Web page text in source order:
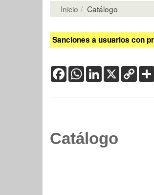
Inicio Catálogo
Sanciones a usuarios con
FacebookWhatsApp
LinkedIn
X Copy
Link
Catálogo